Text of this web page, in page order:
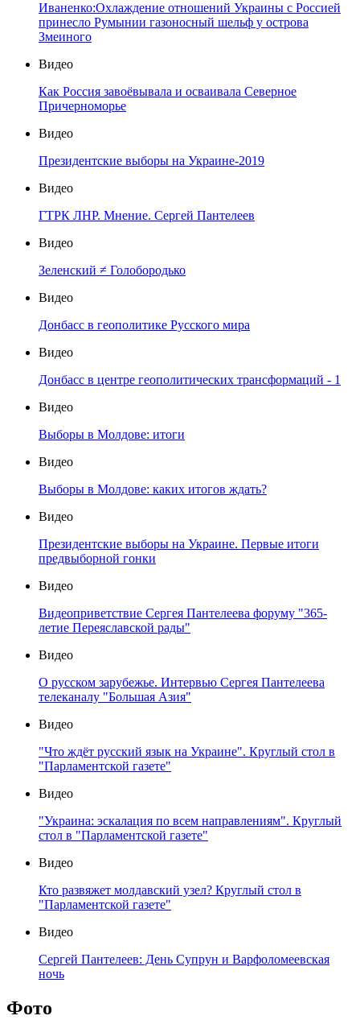
Иваненко:Охлаждение отношений Украины с Россией
принесло Румынии газоносный шельф у острова
Змеиного
Видео
Как Россия завоёвывала и осваивала Северное
Причерноморье
Видео
Президентские выборы на Украине-2019
Видео
ГТРК ЛНР. Мнение. Сергей Пантелеев
Видео
Зеленский ≠ Голобородько
Видео
Донбасс в геополитике Русского мира
Видео
Донбасс в центре геополитических трансформаций - 1
Видео
Выборы в Молдове: итоги
Видео
Выборы в Молдове: каких итогов ждать?
Видео
Президентские выборы на Украине. Первые итоги
предвыборной гонки
Видео
Видеоприветствие Сергея Пантелеева форуму "365-
летие Переяславской рады"
Видео
О русском зарубежье. Интервью Сергея Пантелеева
телеканалу "Большая Азия"
Видео
"Что ждёт русский язык на Украине". Круглый стол в
"Парламентской газете"
Видео
"Украина: эскалация по всем направлениям". Круглый
стол в "Парламентской газете"
Видео
Кто развяжет молдавский узел? Круглый стол в
"Парламентской газете"
Видео
Сергей Пантелеев: День Супрун и Варфоломеевская
ночь
Фото